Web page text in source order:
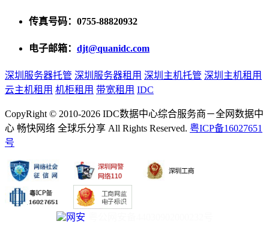
传真号码：0755-88820932
电子邮箱： djt@quanidc.com
深圳服务器托管 深圳服务器租用 深圳主机托管 深圳主机租用
云主机租用 机柜租用 带宽租用 IDC
CopyRight © 2010-2026 IDC数据中心综合服务商－全网数据中
心 畅快网络 全球乐分享 All Rights Reserved. 粤ICP备16027651
号